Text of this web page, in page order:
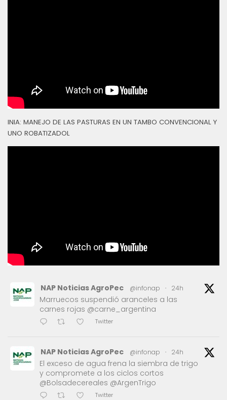
INIA: MANEJO DE LAS PASTURAS EN UN TAMBO CONVENCIONAL Y
UNO ROBATIZADOL
NAP Noticias AgroPec @infonap · 24h
Marruecos suspendió aranceles a las
carnes rojas @carne_argentina
Twitter
NAP Noticias AgroPec @infonap · 24h
El exceso de agua frena la siembra de trigo
y compromete a los ciclos cortos
@Bolsadecereales @ArgenTrigo
Twitter